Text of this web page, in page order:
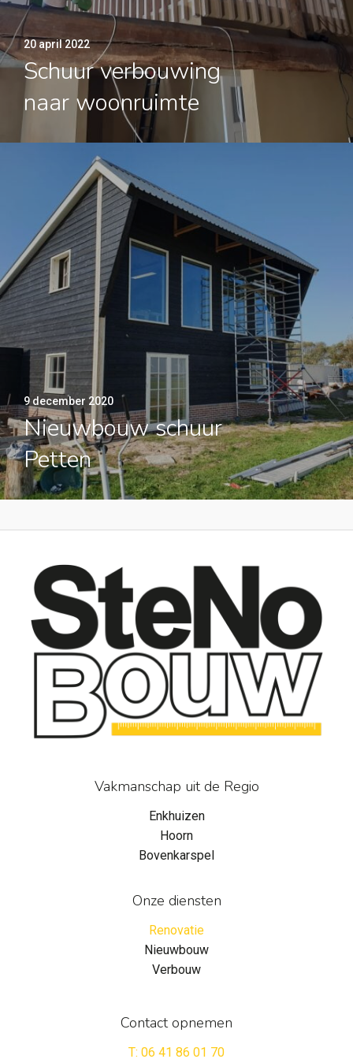
20 april 2022
Schuur verbouwing
naar woonruimte
9 december 2020
Nieuwbouw schuur
Petten
Vakmanschap uit de Regio
Enkhuizen
Hoorn
Bovenkarspel
Onze diensten
Renovatie
Nieuwbouw
Verbouw
Contact opnemen
T: 06 41 86 01 70